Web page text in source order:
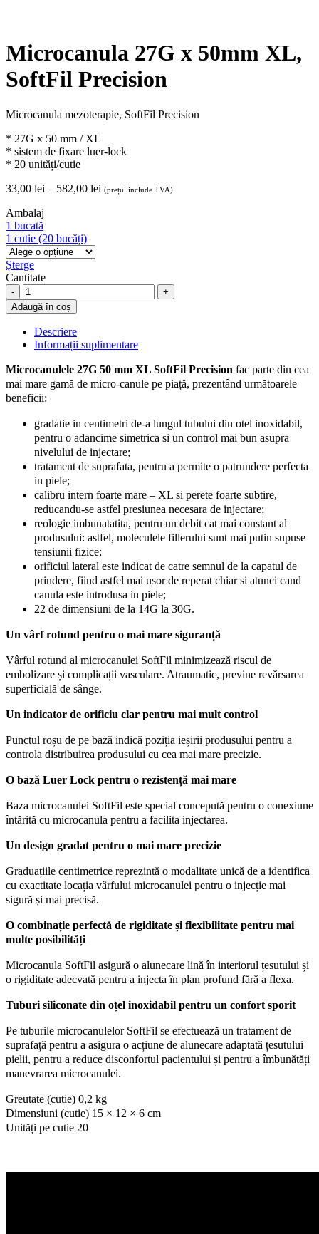
Microcanula 27G x 50mm XL,
SoftFil Precision
Microcanula mezoterapie, SoftFil Precision
* 27G x 50 mm / XL
* sistem de fixare luer-lock
* 20 unități/cutie
33,00 lei – 582,00 lei Interval
(prețul include TVA)
Ambalaj
1 bucată
1 cutie (20 bucăți)
Șterge
Cantitate
Microcanula
27G
x
50mm
XL,
SoftFil
Precision
quantity
Adaugă în coș
Descriere
Informații suplimentare
Microcanulele 27G 50 mm XL SoftFil Precision fac parte din cea
mai mare gamă de micro-canule pe piață, prezentând următoarele
beneficii:
gradatie in centimetri de-a lungul tubului din otel inoxidabil,
pentru o adancime simetrica si un control mai bun asupra
nivelului de injectare;
tratament de suprafata, pentru a permite o patrundere perfecta
in piele;
calibru intern foarte mare – XL si perete foarte subtire,
reducandu-se astfel presiunea necesara de injectare;
reologie imbunatatita, pentru un debit cat mai constant al
produsului: astfel, moleculele fillerului sunt mai putin supuse
tensiunii fizice;
orificiul lateral este indicat de catre semnul de la capatul de
prindere, fiind astfel mai usor de reperat chiar si atunci cand
canula este introdusa in piele;
22 de dimensiuni de la 14G la 30G.
Un vârf rotund pentru o mai mare siguranță
Vârful rotund al microcanulei SoftFil minimizează riscul de
embolizare și complicații vasculare. Atraumatic, previne revărsarea
superficială de sânge.
Un indicator de orificiu clar pentru mai mult control
Punctul roșu de pe bază indică poziția ieșirii produsului pentru a
controla distribuirea produsului cu cea mai mare precizie.
O bază Luer Lock pentru o rezistență mai mare
Baza microcanulei SoftFil este special concepută pentru o conexiune
întărită cu microcanula pentru a facilita injectarea.
Un design gradat pentru o mai mare precizie
Graduațiile centimetrice reprezintă o modalitate unică de a identifica
cu exactitate locația vârfului microcanulei pentru o injecție mai
sigură și mai precisă.
O combinație perfectă de rigiditate și flexibilitate pentru mai
multe posibilități
Microcanula SoftFil asigură o alunecare lină în interiorul țesutului și
o rigiditate adecvată pentru a injecta în plan profund fără a flexa.
Tuburi siliconate din oțel inoxidabil pentru un confort sporit
Pe tuburile microcanulelor SoftFil se efectuează un tratament de
suprafață pentru a asigura o acțiune de alunecare adaptată țesutului
pielii, pentru a reduce disconfortul pacientului și pentru a îmbunătăți
manevrarea microcanulei.
Greutate (cutie) 0,2 kg
Dimensiuni (cutie) 15 × 12 × 6 cm
Unități pe cutie 20